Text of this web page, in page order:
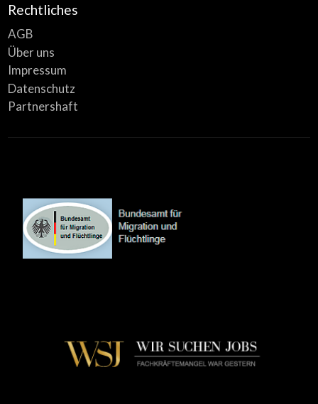
Rechtliches
AGB
Über uns
Impressum
Datenschutz
Partnershaft